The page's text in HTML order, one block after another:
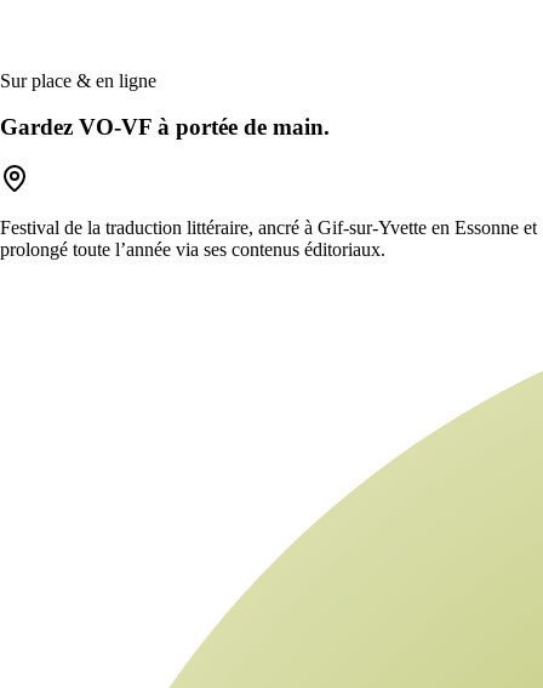
Sur place & en ligne
Gardez VO-VF à portée de main.
Festival de la traduction littéraire, ancré à Gif-sur-Yvette en Essonne et
prolongé toute l’année via ses contenus éditoriaux.